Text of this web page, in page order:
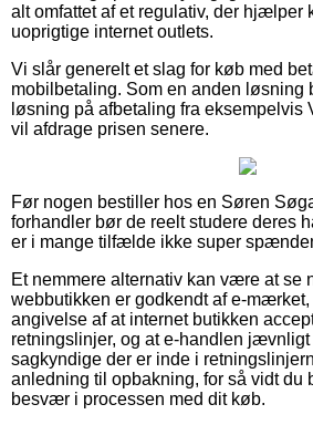
alt omfattet af et regulativ, der hjælper
uoprigtige internet outlets.
Vi slår generelt et slag for køb med
mobilbetaling. Som en anden løsning
løsning på afbetaling fra eksempelvis
vil afdrage prisen senere.
Før nogen bestiller hos en Søren
forhandler bør de reelt studere deres
er i mange tilfælde ikke super
Et nemmere alternativ kan være at se
webbutikken er godkendt af e-mærket,
angivelse af at internet butikken
retningslinjer, og at e-handlen jævnligt
sagkyndige der er inde i
anledning til opbakning, for så vidt du
besvær i processen med dit køb.